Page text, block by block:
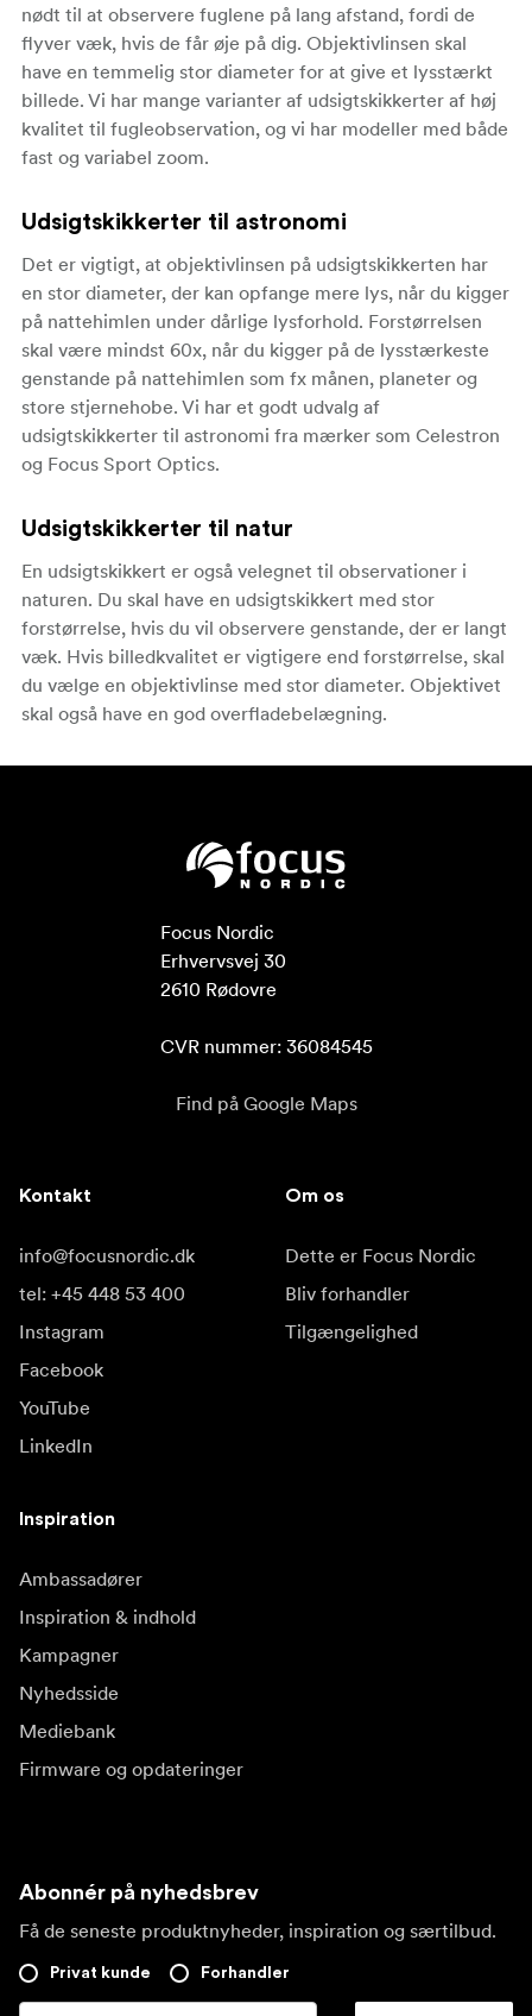
nødt til at observere fuglene på lang afstand, fordi de
flyver væk, hvis de får øje på dig. Objektivlinsen skal
have en temmelig stor diameter for at give et lysstærkt
billede. Vi har mange varianter af udsigtskikkerter af høj
kvalitet til fugleobservation, og vi har modeller med både
fast og variabel zoom.
Udsigtskikkerter til astronomi
Det er vigtigt, at objektivlinsen på udsigtskikkerten har
en stor diameter, der kan opfange mere lys, når du kigger
på nattehimlen under dårlige lysforhold. Forstørrelsen
skal være mindst 60x, når du kigger på de lysstærkeste
genstande på nattehimlen som fx månen, planeter og
store stjernehobe. Vi har et godt udvalg af
udsigtskikkerter til astronomi fra mærker som Celestron
og Focus Sport Optics.
Udsigtskikkerter til natur
En udsigtskikkert er også velegnet til observationer i
naturen. Du skal have en udsigtskikkert med stor
forstørrelse, hvis du vil observere genstande, der er langt
væk. Hvis billedkvalitet er vigtigere end forstørrelse, skal
du vælge en objektivlinse med stor diameter. Objektivet
skal også have en god overfladebelægning.
Focus Nordic
Erhvervsvej 30
2610 Rødovre
CVR nummer: 36084545
Find på Google Maps
Kontakt
info@focusnordic.dk
tel: +45 448 53 400
Instagram
Facebook
YouTube
LinkedIn
Om os
Dette er Focus Nordic
Bliv forhandler
Tilgængelighed
Inspiration
Ambassadører
Inspiration & indhold
Kampagner
Nyhedsside
Mediebank
Firmware og opdateringer
Abonnér på nyhedsbrev
Få de seneste produktnyheder, inspiration og særtilbud.
Privat kunde Forhandler